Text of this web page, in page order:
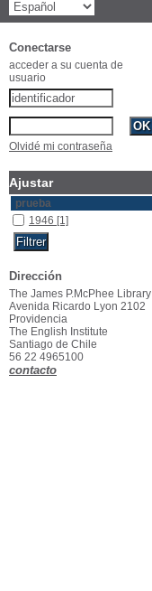
Conectarse
acceder a su cuenta de
usuario
Olvidé mi contraseña
Ajustar
prueba
1946 [1]
Dirección
The James P.McPhee Library
Avenida Ricardo Lyon 2102
Providencia
The English Institute
Santiago de Chile
56 22 4965100
contacto